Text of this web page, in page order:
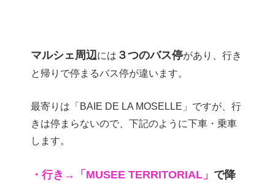
マルシェ周辺には ３つのバス停があり、行き
と帰りで停まるバス停が違います。
最寄りは「BAIE DE LA MOSELLE」ですが、行
きは停まらないので、下記のように下車・乗車
します。
・行き→「MUSEE TERRITORIAL」 で降